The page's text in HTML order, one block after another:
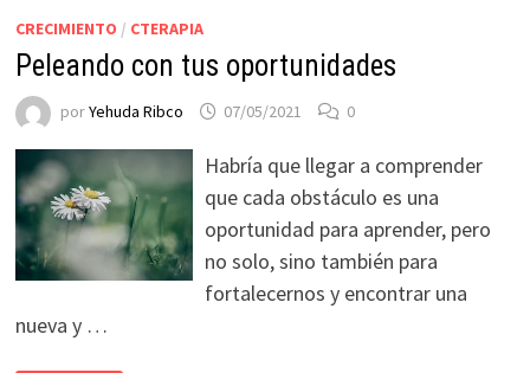
CRECIMIENTO / CTERAPIA
Peleando con tus oportunidades
porYehuda Ribco 07/05/2021 0
Habría que llegar a comprender
que cada obstáculo es una
oportunidad para aprender, pero
no solo, sino también para
fortalecernos y encontrar una
nueva y …